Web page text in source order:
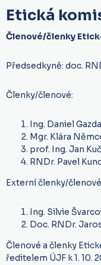
Etická
Členové/členky
Předsedkyně: doc.
Členky/členové:
Ing. Daniel
Mgr. Klára
prof. Ing. Jan
RNDr. Pavel
Externí členky/
Ing. Silvie
Doc. RNDr.
Členové a členky
ředitelem ÚJF k 1. 10.